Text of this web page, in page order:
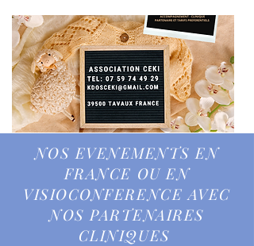
NOS EVENEMENTS EN
FRANCE OU EN
VISIOCONFERENCE AVEC
NOS PARTENAIRES
CLINIQUES